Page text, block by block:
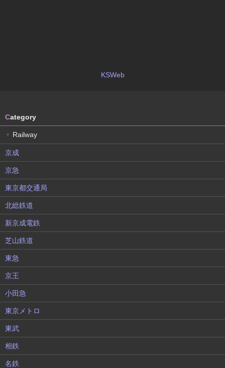
KSWeb
Category
▼ Railway
京成
京急
東京都交通局
北総鉄道
新京成電鉄
芝山鉄道
東急
京王
小田急
東京メトロ
東武
相鉄
名鉄